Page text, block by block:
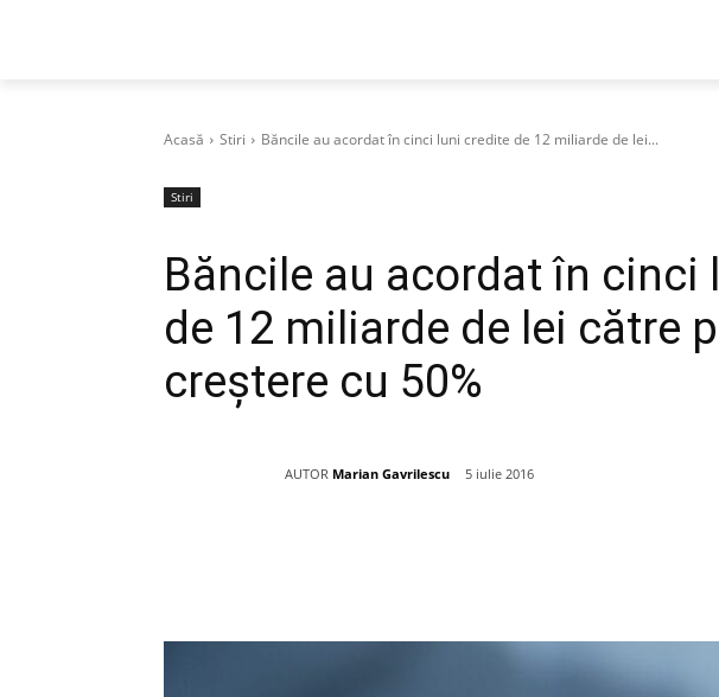
Acasă Stiri Băncile au acordat în cinci luni credite de 12 miliarde de lei...
Stiri
Băncile au acordat în cinci
de 12 miliarde de lei către
creştere cu 50%
AUTOR Marian Gavrilescu 5 iulie 2016